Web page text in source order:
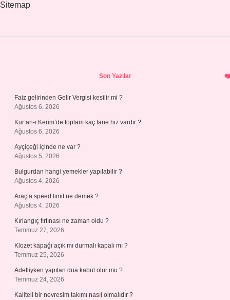
Sitemap
Son Yazılar
Faiz gelirinden Gelir Vergisi kesilir mi ?
Ağustos 6, 2026
Kur’an-ı Kerim’de toplam kaç tane hiz vardır ?
Ağustos 6, 2026
Ayçiçeği içinde ne var ?
Ağustos 5, 2026
Bulgurdan hangi yemekler yapılabilir ?
Ağustos 4, 2026
Araçta speed limit ne demek ?
Ağustos 4, 2026
Kırlangıç fırtınası ne zaman oldu ?
Temmuz 27, 2026
Klozet kapağı açık mı durmalı kapalı mı ?
Temmuz 25, 2026
Adetliyken yapılan dua kabul olur mu ?
Temmuz 24, 2026
Kaliteli bir nevresim takımı nasıl olmalıdır ?